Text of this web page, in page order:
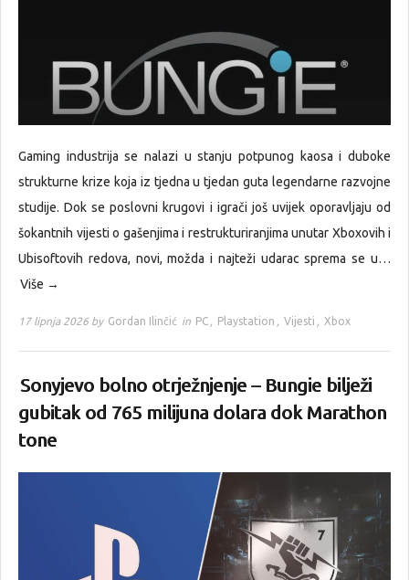
Gaming industrija se nalazi u stanju potpunog kaosa i duboke
strukturne krize koja iz tjedna u tjedan guta legendarne razvojne
studije. Dok se poslovni krugovi i igrači još uvijek oporavljaju od
šokantnih vijesti o gašenjima i restrukturiranjima unutar Xboxovih i
Ubisoftovih redova, novi, možda i najteži udarac sprema se u…
Više →
17 lipnja 2026 by Gordan Ilinčić in PC , Playstation , Vijesti , Xbox
Sonyjevo bolno otrježnjenje – Bungie bilježi
gubitak od 765 milijuna dolara dok Marathon
tone